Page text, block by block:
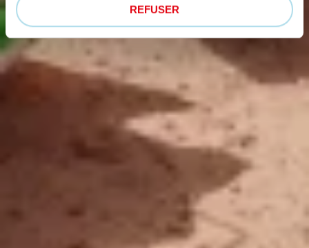
REFUSER